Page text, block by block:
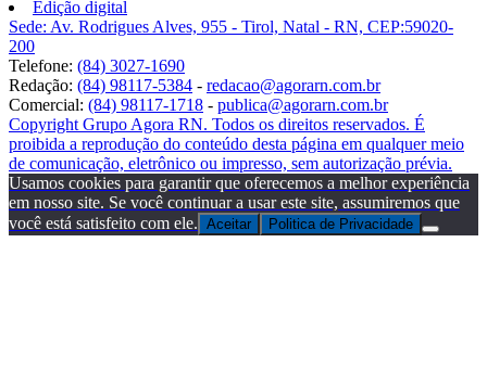
Edição digital
Sede: Av. Rodrigues Alves, 955 - Tirol, Natal - RN, CEP:59020-
200
Telefone: (84) 3027-1690
Redação: (84) 98117-5384 - redacao@agorarn.com.br
Comercial: (84) 98117-1718 - publica@agorarn.com.br
Copyright Grupo Agora RN. Todos os direitos reservados. É
proibida a reprodução do conteúdo desta página em qualquer meio
de comunicação, eletrônico ou impresso, sem autorização prévia.
Usamos cookies para garantir que oferecemos a melhor experiência
em nosso site. Se você continuar a usar este site, assumiremos que
você está satisfeito com ele. Aceitar Politica de Privacidade